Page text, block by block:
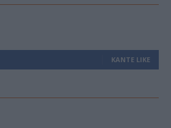
ΚΆΝΤΕ LIKE